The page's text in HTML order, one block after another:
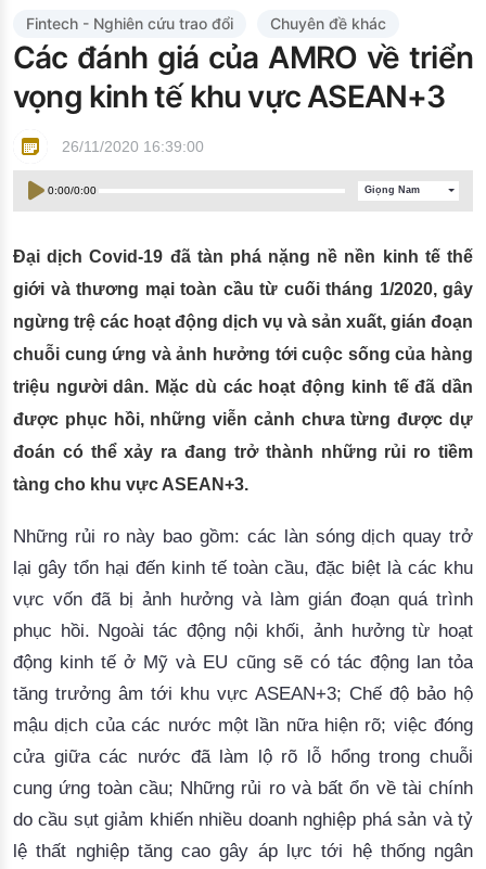
Đào tạo ISO
Fintech - Nghiên cứu trao đổi Chuyên đề khác
Các đánh giá của AMRO về triển
vọng kinh tế khu vực ASEAN+3
26/11/2020 16:39:00
0:00/0:00 Giọng Nam
Đại dịch Covid-19 đã tàn phá nặng nề nền kinh tế thế
giới và thương mại toàn cầu từ cuối tháng 1/2020, gây
ngừng trệ các hoạt động dịch vụ và sản xuất, gián đoạn
chuỗi cung ứng và ảnh hưởng tới cuộc sống của hàng
triệu người dân. Mặc dù các hoạt động kinh tế đã dần
được phục hồi, những viễn cảnh chưa từng được dự
đoán có thể xảy ra đang trở thành những rủi ro tiềm
tàng cho khu vực ASEAN+3.
Những rủi ro này bao gồm: các làn sóng dịch quay trở
lại gây tổn hại đến kinh tế toàn cầu, đặc biệt là các khu
vực vốn đã bị ảnh hưởng và làm gián đoạn quá trình
phục hồi. Ngoài tác động nội khối, ảnh hưởng từ hoạt
động kinh tế ở Mỹ và EU cũng sẽ có tác động lan tỏa
tăng trưởng âm tới khu vực ASEAN+3; Chế độ bảo hộ
mậu dịch của các nước một lần nữa hiện rõ; việc đóng
cửa giữa các nước đã làm lộ rõ lỗ hổng trong chuỗi
cung ứng toàn cầu; Những rủi ro và bất ổn về tài chính
do cầu sụt giảm khiến nhiều doanh nghiệp phá sản và tỷ
lệ thất nghiệp tăng cao gây áp lực tới hệ thống ngân